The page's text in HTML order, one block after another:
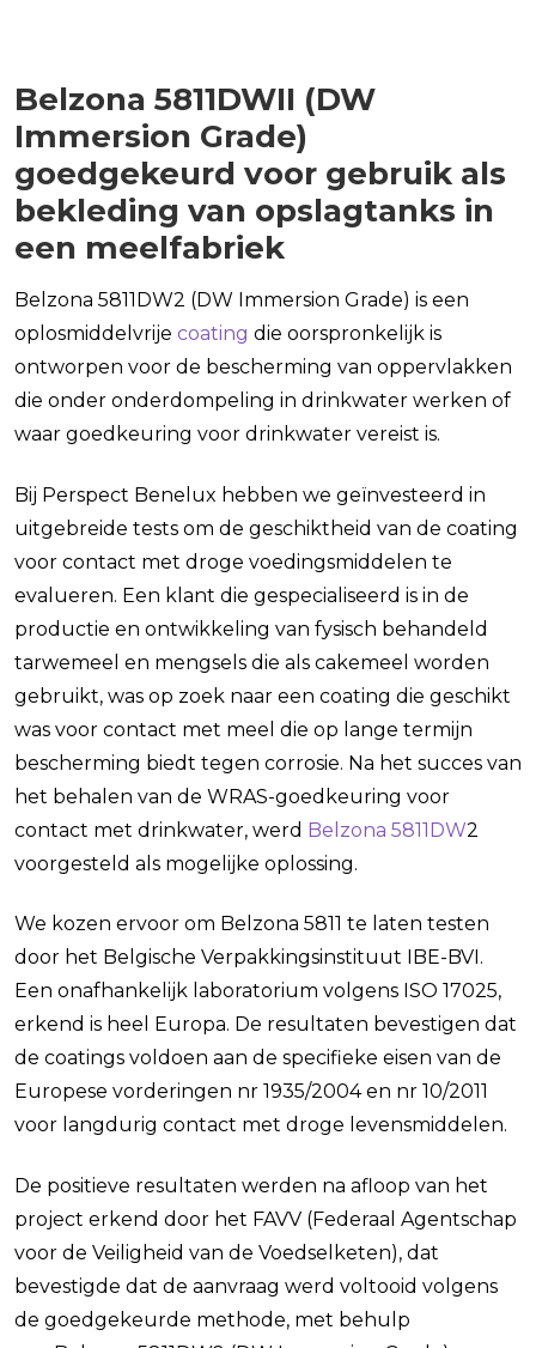
Belzona 5811DWII (DW
Immersion Grade)
goedgekeurd voor gebruik als
bekleding van opslagtanks in
een meelfabriek
Belzona 5811DW2 (DW Immersion Grade) is een
oplosmiddelvrije coating die oorspronkelijk is
ontworpen voor de bescherming van oppervlakken
die onder onderdompeling in drinkwater werken of
waar goedkeuring voor drinkwater vereist is.
Bij Perspect Benelux hebben we geïnvesteerd in
uitgebreide tests om de geschiktheid van de coating
voor contact met droge voedingsmiddelen te
evalueren. Een klant die gespecialiseerd is in de
productie en ontwikkeling van fysisch behandeld
tarwemeel en mengsels die als cakemeel worden
gebruikt, was op zoek naar een coating die geschikt
was voor contact met meel die op lange termijn
bescherming biedt tegen corrosie. Na het succes van
het behalen van de WRAS-goedkeuring voor
contact met drinkwater, werd Belzona 5811DW2
voorgesteld als mogelijke oplossing.
We kozen ervoor om Belzona 5811 te laten testen
door het Belgische Verpakkingsinstituut IBE-BVI.
Een onafhankelijk laboratorium volgens ISO 17025,
erkend is heel Europa. De resultaten bevestigen dat
de coatings voldoen aan de specifieke eisen van de
Europese vorderingen nr 1935/2004 en nr 10/2011
voor langdurig contact met droge levensmiddelen.
De positieve resultaten werden na afloop van het
project erkend door het FAVV (Federaal Agentschap
voor de Veiligheid van de Voedselketen), dat
bevestigde dat de aanvraag werd voltooid volgens
de goedgekeurde methode, met behulp